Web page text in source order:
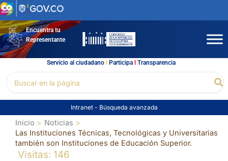
Ir
al
contenidoEncuentra tu
Representante
Servicio al ciudadano l Participal Transparencia
por:
Intranet - Búsqueda avanzada
Inicio
Noticias
Las Instituciones Técnicas, Tecnológicas y Universitarias
también son Instituciones de Educación Superior.
Visitas: 146